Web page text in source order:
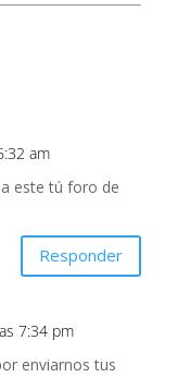
am
este tú foro de
Responder
7:34 pm
enviarnos tus